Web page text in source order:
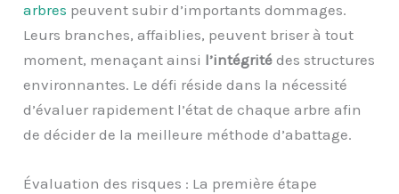
arbres peuvent subir d’importants dommages.
Leurs branches, affaiblies, peuvent briser à tout
moment, menaçant ainsi l’intégrité des structures
environnantes. Le défi réside dans la nécessité
d’évaluer rapidement l’état de chaque arbre afin
de décider de la meilleure méthode d’abattage.
Évaluation des risques : La première étape